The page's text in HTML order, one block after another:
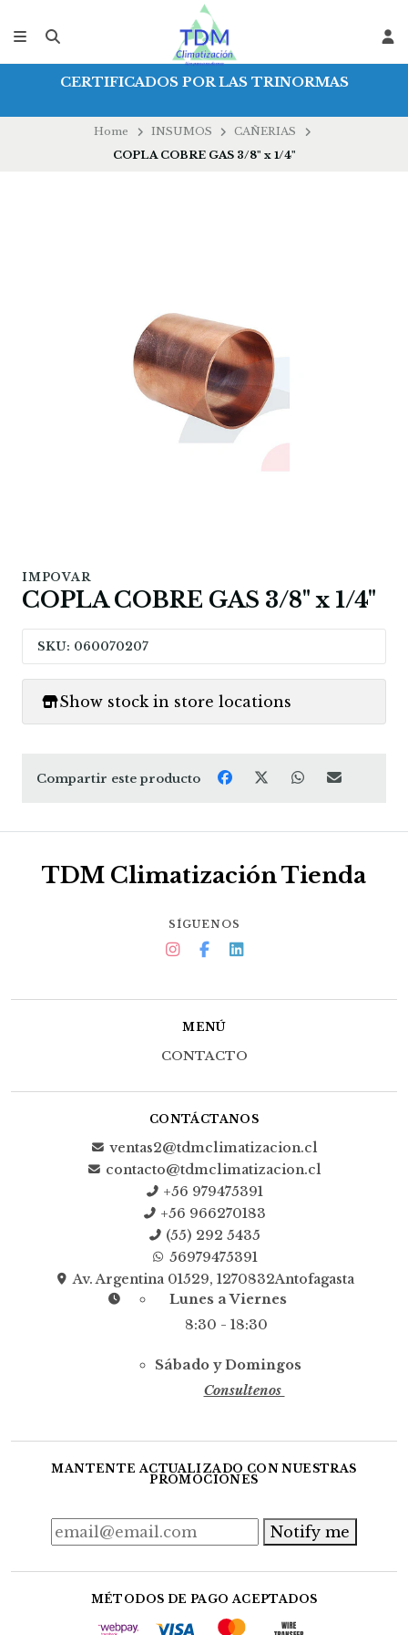
CERTIFICADOS POR LAS TRINORMAS
Home INSUMOS
CAÑERIAS
COPLA COBRE GAS 3/8" x 1/4"
IMPOVAR
COPLA COBRE GAS 3/8" x 1/4"
SKU: 060070207
Show stock in store locations
Compartir este producto
TDM Climatización Tienda
SÍGUENOS
MENÚ
CONTACTO
CONTÁCTANOS
ventas2@tdmclimatizacion.cl
contacto@tdmclimatizacion.cl
+56 979475391
+56 966270183
(55) 292 5435
56979475391
Av. Argentina 01529, 1270832Antofagasta
Lunes a Viernes
8:30 - 18:30
Sábado y Domingos
Consultenos
MANTENTE ACTUALIZADO CON NUESTRAS
PROMOCIONES
Notify me
MÉTODOS DE PAGO ACEPTADOS